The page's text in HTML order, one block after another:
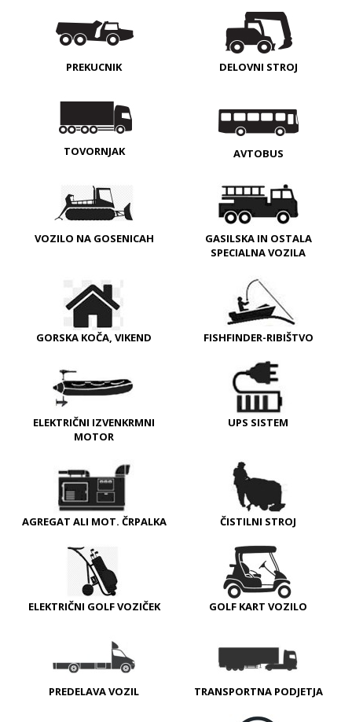
PREKUCNIK DELOVNI STROJ
TOVORNJAK AVTOBUS
VOZILO NA GOSENICAH
GASILSKA IN OSTALA
SPECIALNA VOZILA
GORSKA KOČA, VIKEND FISHFINDER-RIBIŠTVO
ELEKTRIČNI IZVENKRMNI
MOTOR
UPS SISTEM
AGREGAT ALI MOT. ČRPALKA ČISTILNI STROJ
ELEKTRIČNI GOLF VOZIČEK GOLF KART VOZILO
PREDELAVA VOZIL TRANSPORTNA PODJETJA